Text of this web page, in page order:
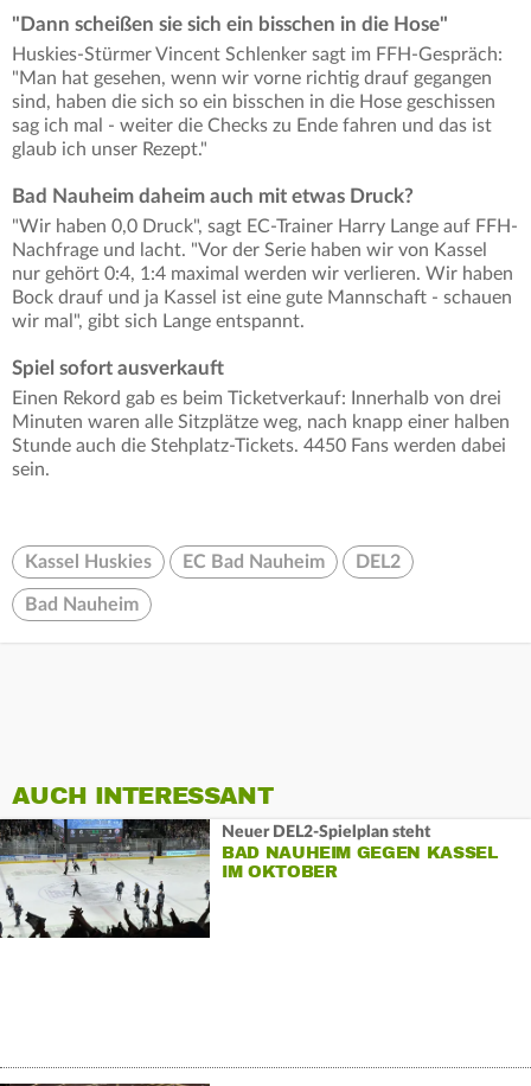
"Dann scheißen sie sich ein bisschen in die Hose"
Huskies-Stürmer Vincent Schlenker sagt im FFH-Gespräch:
"Man hat gesehen, wenn wir vorne richtig drauf gegangen
sind, haben die sich so ein bisschen in die Hose geschissen
sag ich mal - weiter die Checks zu Ende fahren und das ist
glaub ich unser Rezept."
Bad Nauheim daheim auch mit etwas Druck?
"Wir haben 0,0 Druck", sagt EC-Trainer Harry Lange auf FFH-
Nachfrage und lacht. "Vor der Serie haben wir von Kassel
nur gehört 0:4, 1:4 maximal werden wir verlieren. Wir haben
Bock drauf und ja Kassel ist eine gute Mannschaft - schauen
wir mal", gibt sich Lange entspannt.
Spiel sofort ausverkauft
Einen Rekord gab es beim Ticketverkauf: Innerhalb von drei
Minuten waren alle Sitzplätze weg, nach knapp einer halben
Stunde auch die Stehplatz-Tickets. 4450 Fans werden dabei
sein.
Kassel Huskies EC Bad Nauheim DEL2
Bad Nauheim
AUCH INTERESSANT
Neuer DEL2-Spielplan steht
BAD NAUHEIM GEGEN KASSEL
IM OKTOBER